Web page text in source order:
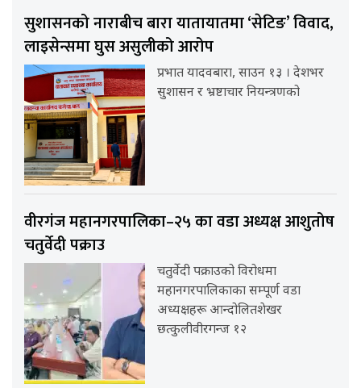
सुशासनको नाराबीच बारा यातायातमा ‘सेटिङ’ विवाद,
लाइसेन्समा घुस असुलीको आरोप
प्रभात यादवबारा, साउन १३ । देशभर
सुशासन र भ्रष्टाचार नियन्त्रणको
वीरगंज महानगरपालिका–२५ का वडा अध्यक्ष आशुतोष
चतुर्वेदी पक्राउ
चतुर्वेदी पक्राउको विरोधमा
महानगरपालिकाका सम्पूर्ण वडा
अध्यक्षहरू आन्दोलितशेखर
छत्कुलीवीरगन्ज १२